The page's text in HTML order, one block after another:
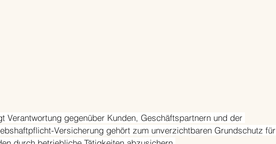
Verantwortung gegenüber Kunden, Geschäftspartnern und der
Versicherung gehört zum unverzichtbaren Grundschutz für